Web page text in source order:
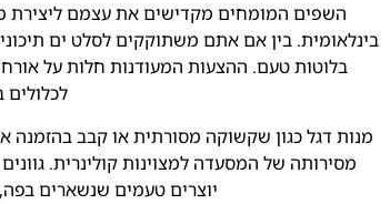
השפים המומחים מקדישים את עצמם ליצירת
בינלאומית. בין אם אתם משתוקקים לסלט ים
בלוטות טעם. ההצעות המעודנות חלות על
לכלולים
מנות דגל כגון שקשוקה מסורתית או קבב
מסירותה של המסעדה למצוינות קולינרית.
יוצרים טעמים שנשארים